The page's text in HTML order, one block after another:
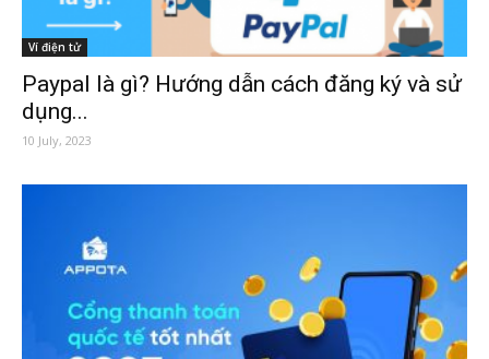
Ví điện tử
Paypal là gì? Hướng dẫn cách đăng ký và sử
dụng...
10 July, 2023